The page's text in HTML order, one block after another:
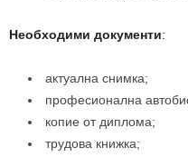
Необходими документи:
актуална снимка;
професионална
копие от диплома;
трудова книжка;